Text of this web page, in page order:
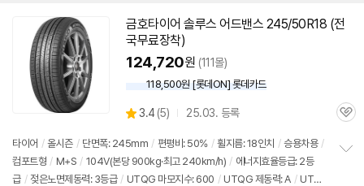
금호타이어 솔루스 어드밴스 245/50R18 (전
국무료장착)
124,720원 (111몰)
118,500원 [롯데ON] 롯데카드
별
점
3.4 (상
리
뷰
5) 25.03. 등록
관
타이어 / 올시즌 / 단면폭: 245mm / 편평비: 50% / 휠지름: 18인치 / 승용차용 /
컴포트형 / M+S / 104V(본당 900kg·최고 240km/h) / 에너지효율등급: 2등
급 / 젖은노면제동력: 3등급 / UTQG 마모지수: 600 / UTQG 제동력: A / UTQ